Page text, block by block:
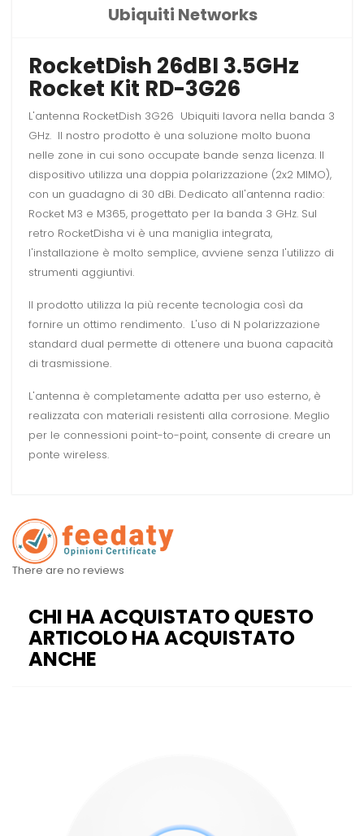
Ubiquiti Networks
RocketDish 26dBI 3.5GHz
Rocket Kit RD-3G26
L'antenna RocketDish 3G26 Ubiquiti lavora nella banda 3
GHz. Il nostro prodotto è una soluzione molto buona
nelle zone in cui sono occupate bande senza licenza. Il
dispositivo utilizza una doppia polarizzazione (2x2 MIMO),
con un guadagno di 30 dBi. Dedicato all'antenna radio:
Rocket M3 e M365, progettato per la banda 3 GHz. Sul
retro RocketDisha vi è una maniglia integrata,
l'installazione è molto semplice, avviene senza l'utilizzo di
strumenti aggiuntivi.
Il prodotto utilizza la più recente tecnologia così da
fornire un ottimo rendimento. L'uso di N polarizzazione
standard dual permette di ottenere una buona capacità
di trasmissione.
L'antenna è completamente adatta per uso esterno, è
realizzata con materiali resistenti alla corrosione. Meglio
per le connessioni point-to-point, consente di creare un
ponte wireless.
There are no reviews
CHI HA ACQUISTATO QUESTO
ARTICOLO HA ACQUISTATO
ANCHE